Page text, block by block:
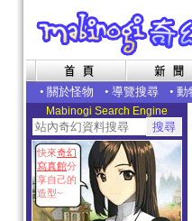
• 關於怪物 • 導覽搜尋 • 動
Mabinogi Search Engine
快來奇幻
寫真館分
享自己的
造型~